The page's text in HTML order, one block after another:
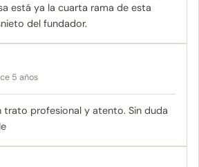
está ya la cuarta rama de esta
del fundador.
5 años
trato profesional y atento. Sin duda